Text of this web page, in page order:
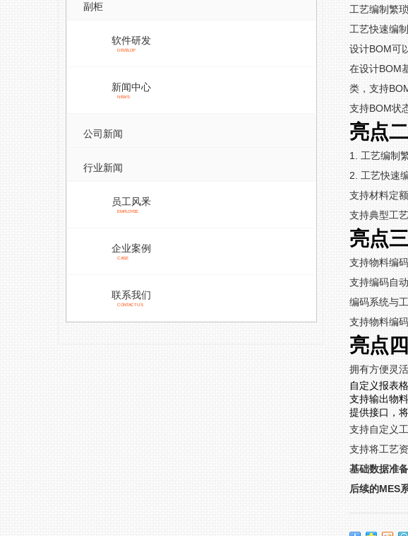
副柜
软件研发
DEVELOP
新闻中心
NEWS
公司新闻
行业新闻
员工风釆
EMPLOYEE
企业案例
CASE
联系我们
CONTACT US
工艺编制繁
工艺快速编
设计BOM可
在设计BOM
类，支持
支持BOM状
亮点
1. 工艺编制
2. 工艺快速
支持材料定
支持典型工
亮点
支持物料编
支持编码自
编码系统与
支持物料编
亮点
拥有方便灵
自定义报表
支持输出物
提供接口，
支持自定义
支持将工艺
基础数据准
后续的MES